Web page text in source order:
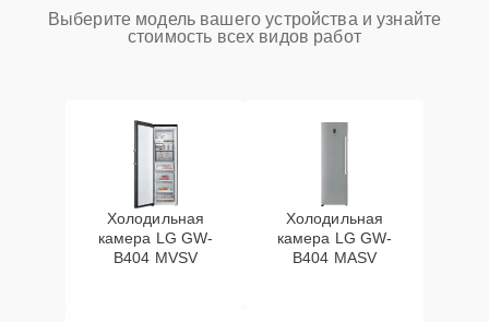
Выберите модель вашего устройства и узнайте
стоимость всех видов работ
Холодильная
камера LG GW-
B404 MVSV
Холодильная
камера LG GW-
B404 MASV